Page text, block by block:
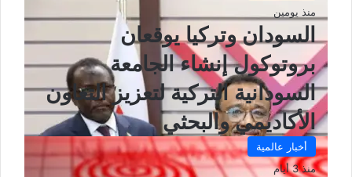
منذ يومين
السودان وتركيا يوقعان
بروتوكول إنشاء الجامعة
السودانية التركية لتعزيز التعاون
الأكاديمي والبحثي
أخبار عالمية
منذ 3 أيام